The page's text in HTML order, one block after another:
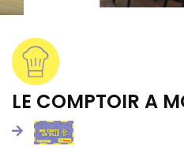
LE COMPTOIR A